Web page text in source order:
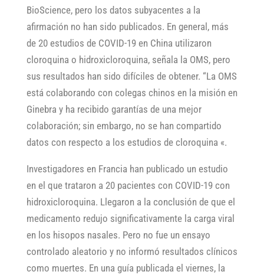
BioScience, pero los datos subyacentes a la
afirmación no han sido publicados. En general, más
de 20 estudios de COVID-19 en China utilizaron
cloroquina o hidroxicloroquina, señala la OMS, pero
sus resultados han sido difíciles de obtener. “La OMS
está colaborando con colegas chinos en la misión en
Ginebra y ha recibido garantías de una mejor
colaboración; sin embargo, no se han compartido
datos con respecto a los estudios de cloroquina «.
Investigadores en Francia han publicado un estudio
en el que trataron a 20 pacientes con COVID-19 con
hidroxicloroquina. Llegaron a la conclusión de que el
medicamento redujo significativamente la carga viral
en los hisopos nasales. Pero no fue un ensayo
controlado aleatorio y no informó resultados clínicos
como muertes. En una guía publicada el viernes, la